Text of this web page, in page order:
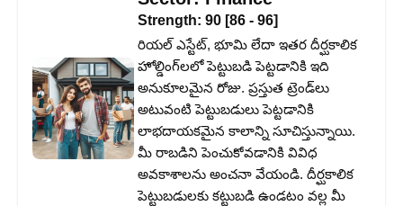
Strength: 90 [86 - 96]
రియల్ ఎస్టేట్, భూమి లేదా ఇతర దీర్ఘకాలిక
హోల్డింగ్‌లలో పెట్టుబడి పెట్టడానికి ఇది
అనుకూలమైన రోజు. ప్రస్తుత ట్రెండ్‌లు
అటువంటి పెట్టుబడులు పెట్టడానికి
లాభదాయకమైన కాలాన్ని సూచిస్తున్నాయి.
మీ రాబడిని పెంచుకోవడానికి వివిధ
అవకాశాలను అంచనా వేయండి. దీర్ఘకాలిక
పెట్టుబడులకు కట్టుబడి ఉండటం వల్ల మీ